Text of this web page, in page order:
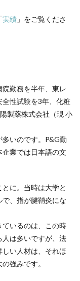
実績 」をご覧くださ
勤務を半年、東レ
性試験を3年、化粧
製薬株式会社（現 小
いのです。P&G勤
業では日本語の文
に。当時は大学と
、指が腱鞘炎にな
いるのは、この時
は多いですが、法
い人材は、それほ
強みです。